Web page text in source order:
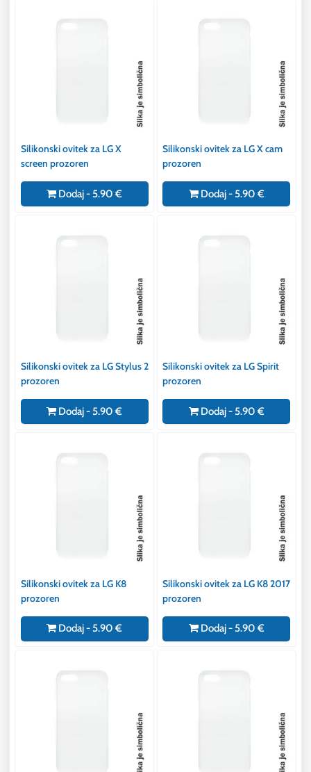
Silikonski ovitek za LG X
screen prozoren
Dodaj - 5.90 €
Silikonski ovitek za LG X cam
prozoren
Dodaj - 5.90 €
Silikonski ovitek za LG Stylus 2
prozoren
Dodaj - 5.90 €
Silikonski ovitek za LG Spirit
prozoren
Dodaj - 5.90 €
Silikonski ovitek za LG K8
prozoren
Dodaj - 5.90 €
Silikonski ovitek za LG K8 2017
prozoren
Dodaj - 5.90 €